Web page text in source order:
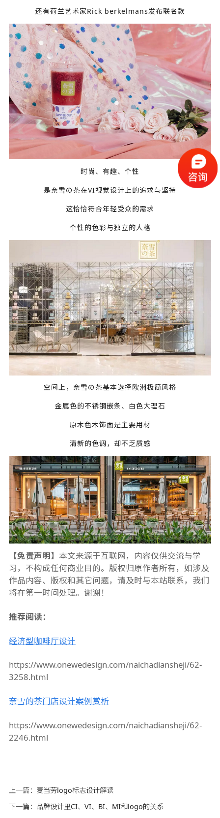
还有荷兰艺术家Rick berkelmans发布联名款
时尚、有趣、个性
是奈雪の茶在VI视觉设计上的追求与坚持
这恰恰符合年轻受众的需求
个性的色彩与独立的人格
空间上，奈雪の茶基本选择欧洲极简风格
金属色的不锈钢嵌条、白色大理石
原木色木饰面是主要用材
清新的色调，却不乏质感
【免责声明】 本文来源于互联网，内容仅供交流与学
习，不构成任何商业目的。版权归原作者所有，如涉及
作品内容、版权和其它问题，请及时与本站联系，我们
将在第一时间处理。谢谢！
推荐阅读：
经济型咖啡厅设计
https://www.onewedesign.com/naichadiansheji/62-
3258.html
奈雪的茶门店设计案例赏析
https://www.onewedesign.com/naichadiansheji/62-
2246.html
上一篇： 麦当劳logo标志设计解读
下一篇： 品牌设计里CI、VI、BI、MI和logo的关系